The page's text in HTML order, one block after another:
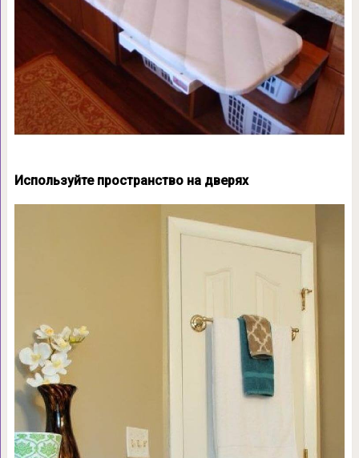
Используйте пространство на дверях